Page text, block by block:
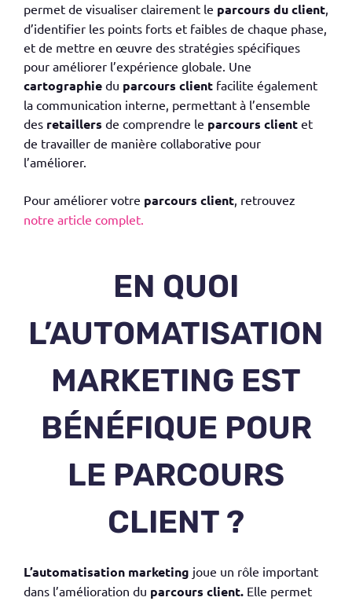
permet de visualiser clairement le parcours du client,
d’identifier les points forts et faibles de chaque phase,
et de mettre en œuvre des stratégies spécifiques
pour améliorer l’expérience globale. Une
cartographie du parcours client facilite également
la communication interne, permettant à l’ensemble
des retaillers de comprendre le parcours client et
de travailler de manière collaborative pour
l’améliorer.
Pour améliorer votre parcours client, retrouvez
notre article complet.
EN QUOI
L’AUTOMATISATION
MARKETING EST
BÉNÉFIQUE POUR
LE PARCOURS
CLIENT ?
L’automatisation marketing joue un rôle important
dans l’amélioration du parcours client. Elle permet